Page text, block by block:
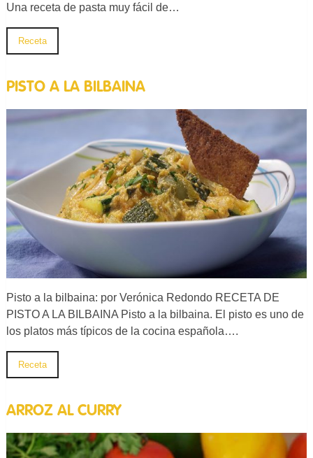
Una receta de pasta muy fácil de…
Receta
PISTO A LA BILBAINA
Pisto a la bilbaina: por Verónica Redondo RECETA DE
PISTO A LA BILBAINA Pisto a la bilbaina. El pisto es uno de
los platos más típicos de la cocina española….
Receta
ARROZ AL CURRY